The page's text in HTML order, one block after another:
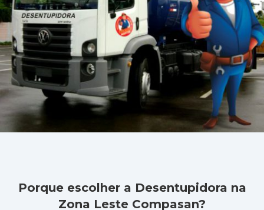
Porque escolher a Desentupidora na
Zona Leste Compasan?